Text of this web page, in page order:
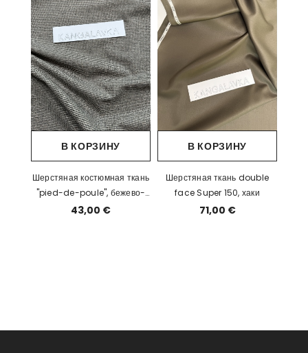
В КОРЗИНУ
Шерстяная костюмная ткань
"pied-de-poule", бежево-
черная
43,00 €
В КОРЗИНУ
Шерстяная ткань double
face Super 150, хаки
71,00 €